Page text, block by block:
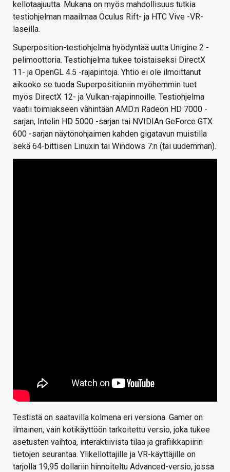
kellotaajuutta. Mukana on myös mahdollisuus tutkia
testiohjelman maailmaa Oculus Rift- ja HTC Vive -VR-
laseilla.
Superposition-testiohjelma hyödyntää uutta Unigine 2 -
pelimoottoria. Testiohjelma tukee toistaiseksi DirectX
11- ja OpenGL 4.5 -rajapintoja. Yhtiö ei ole ilmoittanut
aikooko se tuoda Superpositioniin myöhemmin tuet
myös DirectX 12- ja Vulkan-rajapinnoille. Testiohjelma
vaatii toimiakseen vähintään AMD:n Radeon HD 7000 -
sarjan, Intelin HD 5000 -sarjan tai NVIDIAn GeForce GTX
600 -sarjan näytönohjaimen kahden gigatavun muistilla
sekä 64-bittisen Linuxin tai Windows 7:n (tai uudemman).
Testistä on saatavilla kolmena eri versiona. Gamer on
ilmainen, vain kotikäyttöön tarkoitettu versio, joka tukee
asetusten vaihtoa, interaktiivista tilaa ja grafiikkapiirin
tietojen seurantaa. Ylikellottajille ja VR-käyttäjille on
tarjolla 19,95 dollariin hinnoiteltu Advanced-versio, jossa